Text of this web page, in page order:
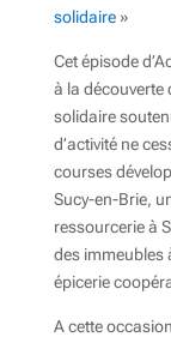
solidaire»
Cet épisode
à la découverte
solidaire
d’activité ne
courses
Sucy-en-Brie,
ressourcerie à
des immeubles
épicerie
A cette